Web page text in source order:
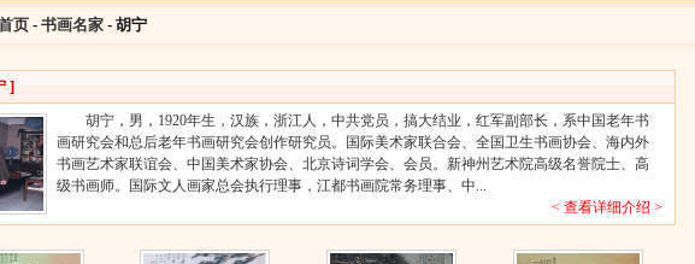
页 - 书画名家 - 胡宁
]
胡宁，男，1920年生，汉族，浙江人，中共党员，搞大结业，红军副部长，系中国老年书
画研究会和总后老年书画研究会创作研究员。国际美术家联合会、全国卫生书画协会、海内外
书画艺术家联谊会、中国美术家协会、北京诗词学会、会员。新神州艺术院高级名誉院士、高
级书画师。国际文人画家总会执行理事，江都书画院常务理事、中...
< 查看详细介绍 >